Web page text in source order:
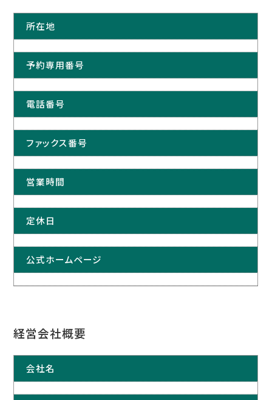
所在地
予約専用番号
電話番号
ファックス番号
営業時間
定休日
公式ホームページ
経営会社概要
会社名